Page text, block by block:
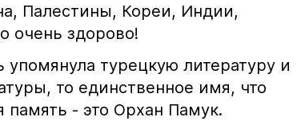
Палестины, Кореи, Индии,
очень здорово!
упомянула турецкую литературу и
то единственное имя, что
память - это Орхан Памук.